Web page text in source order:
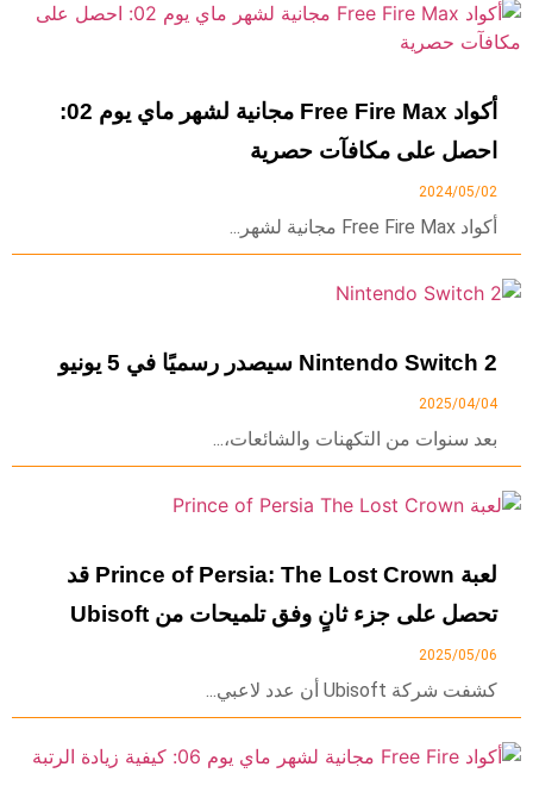
أكواد Free Fire Max مجانية لشهر ماي يوم 02:
احصل على مكافآت حصرية
2024/05/02
أكواد Free Fire Max مجانية لشهر...
Nintendo Switch 2 سيصدر رسميًا في 5 يونيو
2025/04/04
بعد سنوات من التكهنات والشائعات،...
لعبة Prince of Persia: The Lost Crown قد
تحصل على جزء ثانٍ وفق تلميحات من Ubisoft
2025/05/06
كشفت شركة Ubisoft أن عدد لاعبي...